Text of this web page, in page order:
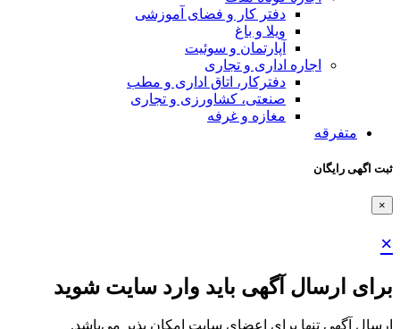
دفتر کار و فضای آموزشی
ویلا و باغ
آپارتمان و سوئیت
اجاره اداری و تجاری
دفترکار، اتاق اداری و مطب
صنعتی، کشاورزی و تجاری
مغازه و غرفه
متفرقه
ثبت اگهی رایگان
×
×
برای ارسال آگهی باید وارد سایت شوید
ارسال آگهی تنها برای اعضای سایت امکان پذیر می‌باشد.